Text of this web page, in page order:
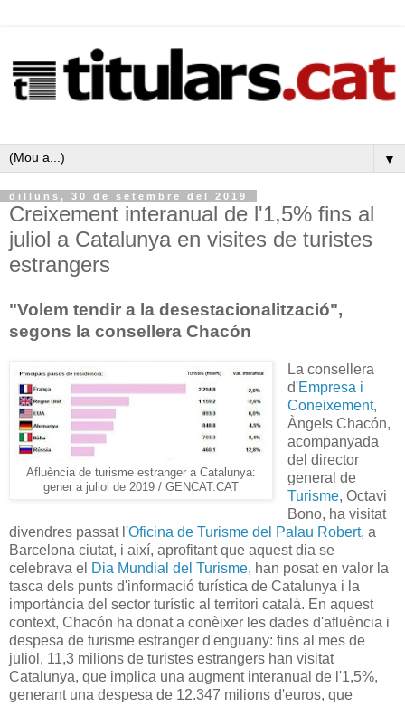
▼
dilluns, 30 de setembre del 2019
Creixement interanual de l'1,5% fins al
juliol a Catalunya en visites de turistes
estrangers
"Volem tendir a la desestacionalització",
segons la consellera Chacón
Afluència de turisme estranger a Catalunya:
gener a juliol de 2019 / GENCAT.CAT
La consellera
d'Empresa i
Coneixement,
Àngels Chacón,
acompanyada
del director
general de
Turisme, Octavi
Bono, ha visitat
divendres passat l'Oficina de Turisme del Palau Robert, a
Barcelona ciutat, i així, aprofitant que aquest dia se
celebrava el Dia Mundial del Turisme, han posat en valor la
tasca dels punts d'informació turística de Catalunya i la
importància del sector turístic al territori català. En aquest
context, Chacón ha donat a conèixer les dades d'afluència i
despesa de turisme estranger d'enguany: fins al mes de
juliol, 11,3 milions de turistes estrangers han visitat
Catalunya, que implica una augment interanual de l'1,5%,
generant una despesa de 12.347 milions d'euros, que